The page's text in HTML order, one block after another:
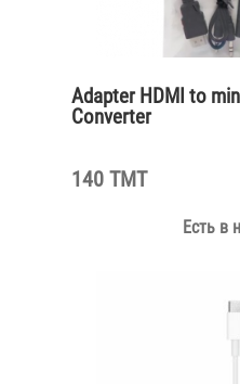
Adapter HDMI to
Converter
140 TMT
Есть в